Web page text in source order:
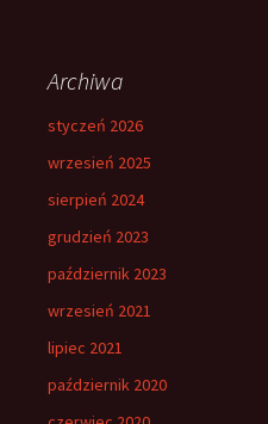
Archiwa
styczeń 2026
wrzesień 2025
sierpień 2024
grudzień 2023
październik 2023
wrzesień 2021
lipiec 2021
październik 2020